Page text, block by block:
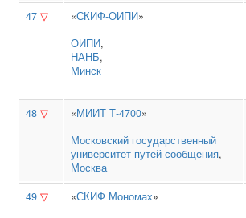
47 ▽ «СКИФ-ОИПИ»
ОИПИ,
НАНБ,
Минск
48 ▽ «МИИТ Т-4700»
Московский государственный
университет путей сообщения,
Москва
49 ▽ «СКИФ Мономах»